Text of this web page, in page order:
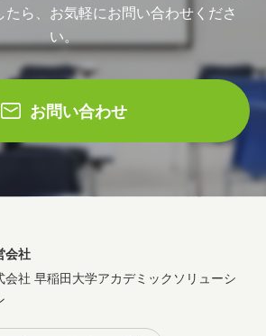
たら、お気軽にお問い合わせくださ
い。
お問い合わせ
会社
会社 早稲田大学アカデミックソリューシ